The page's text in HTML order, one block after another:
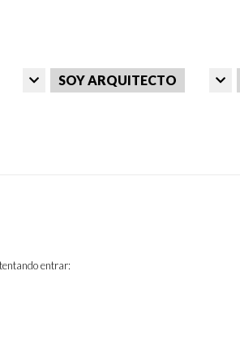
SOY ARQUITECTO
entrar: